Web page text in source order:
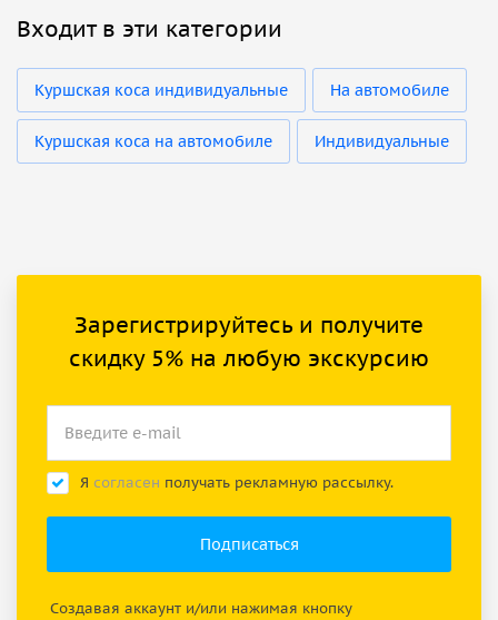
Входит в эти категории
Куршская коса индивидуальные На автомобиле
Куршская коса на автомобиле Индивидуальные
Зарегистрируйтесь и получите
скидку 5% на любую экскурсию
Я согласен получать рекламную рассылку.
Создавая аккаунт и/или нажимая кнопку